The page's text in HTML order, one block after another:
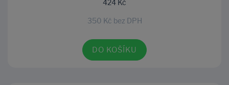
424 Kč
350 Kč bez DPH
DO KOŠÍKU